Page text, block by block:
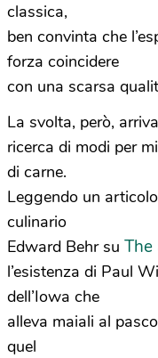
classica,
ben convinta che
forza coincidere
con una scarsa
La svolta, però,
ricerca di modi per
di carne.
Leggendo un
culinario
Edward Behr su The
l’esistenza di Paul
dell’Iowa che
alleva maiali al
quel